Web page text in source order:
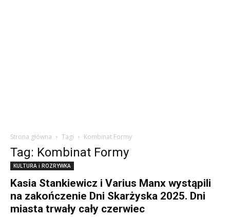
Strona główna Tagi Kombinat Formy
Tag: Kombinat Formy
KULTURA i ROZRYWKA
Kasia Stankiewicz i Varius Manx wystąpili
na zakończenie Dni Skarżyska 2025. Dni
miasta trwały cały czerwiec